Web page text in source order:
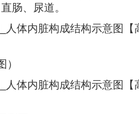
肠、尿道。
）